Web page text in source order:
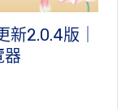
2.0.4版｜
器